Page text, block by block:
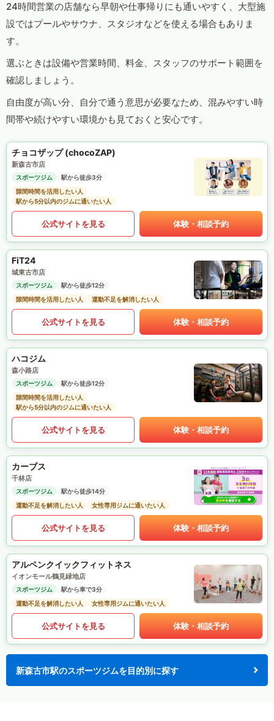
24時間営業の店舗なら早朝や仕事帰りにも通いやすく、大型施
設ではプールやサウナ、スタジオなどを使える場合もありま
す。
選ぶときは設備や営業時間、料金、スタッフのサポート範囲を
確認しましょう。
自由度が高い分、自分で通う意思が必要なため、混みやすい時
間帯や続けやすい環境かも見ておくと安心です。
チョコザップ (chocoZAP)
新森古市店
スポーツジム
駅から徒歩3分
隙間時間を活用したい人
駅から5分以内のジムに通いたい人
公式サイトを見る 体験・相談予約
FiT24
城東古市店
スポーツジム
駅から徒歩12分
隙間時間を活用したい人
運動不足を解消したい人
公式サイトを見る 体験・相談予約
ハコジム
森小路店
スポーツジム
駅から徒歩12分
隙間時間を活用したい人
駅から5分以内のジムに通いたい人
公式サイトを見る 体験・相談予約
カーブス
千林店
スポーツジム
駅から徒歩14分
運動不足を解消したい人
女性専用ジムに通いたい人
公式サイトを見る 体験・相談予約
アルペンクイックフィットネス
イオンモール鶴見緑地店
スポーツジム
駅から車で3分
運動不足を解消したい人
女性専用ジムに通いたい人
公式サイトを見る 体験・相談予約
新森古市駅のスポーツジムを目的別に探す